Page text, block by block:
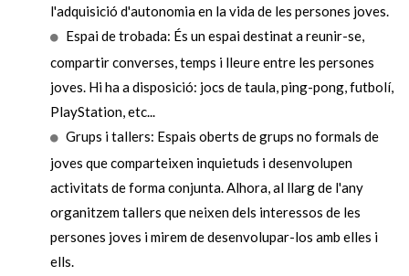
l'adquisició d'autonomia en la vida de les persones joves.
Espai de trobada: És un espai destinat a reunir-se,
compartir converses, temps i lleure entre les persones
joves. Hi ha a disposició: jocs de taula, ping-pong, futbolí,
PlayStation, etc...
Grups i tallers: Espais oberts de grups no formals de
joves que comparteixen inquietuds i desenvolupen
activitats de forma conjunta. Alhora, al llarg de l'any
organitzem tallers que neixen dels interessos de les
persones joves i mirem de desenvolupar-los amb elles i
ells.